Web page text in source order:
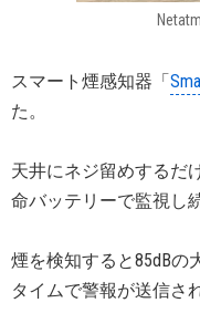
スマート煙感知器「
た。
天井にネジ留めするだ
命バッテリーで監視し
煙を検知すると85dBの
タイムで警報が送信さ